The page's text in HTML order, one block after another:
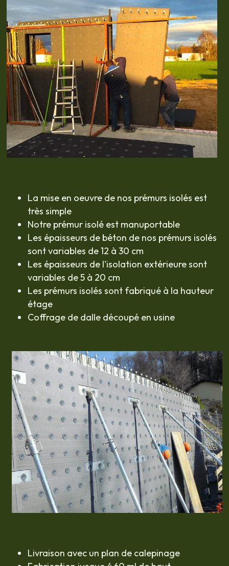
La mise en oeuvre de nos prémurs isolés est
très simple
Notre prémur isolé est manuportable
Les épaisseurs de béton de nos
sont variables de 12 à 30 cm
Les épaisseurs de l'isolation extérieure sont
variables de 5 à 20 cm
Les prémurs isolés sont fabriqué à la hauteur
étage
Coffrage de dalle découpé en usine
Livraison avec un plan de calepinage